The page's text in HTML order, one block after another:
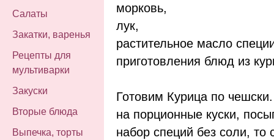
Салаты
Закатки, варенья
Рецепты для
мультиварки
Закуски
Вторые блюда
Выпечка, торты
морковь,
лук,
растительное масло
приготовления блюд из
Готовим Курица по
на порционные куски,
набор специй без соли,